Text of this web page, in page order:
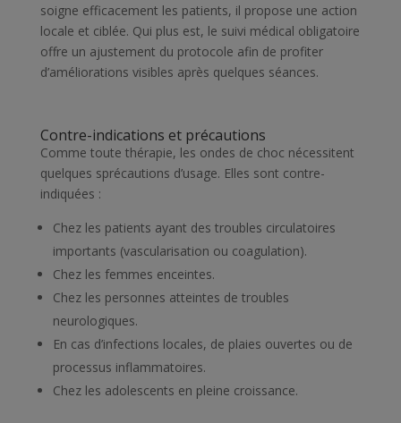
soigne efficacement les patients, il propose une action
locale et ciblée. Qui plus est, le suivi médical obligatoire
offre un ajustement du protocole afin de profiter
d’améliorations visibles après quelques séances.
Contre-indications et précautions
Comme toute thérapie, les ondes de choc nécessitent
quelques sprécautions d’usage. Elles sont contre-
indiquées :
Chez les patients ayant des troubles circulatoires
importants (vascularisation ou coagulation).
Chez les femmes enceintes.
Chez les personnes atteintes de troubles
neurologiques.
En cas d’infections locales, de plaies ouvertes ou de
processus inflammatoires.
Chez les adolescents en pleine croissance.